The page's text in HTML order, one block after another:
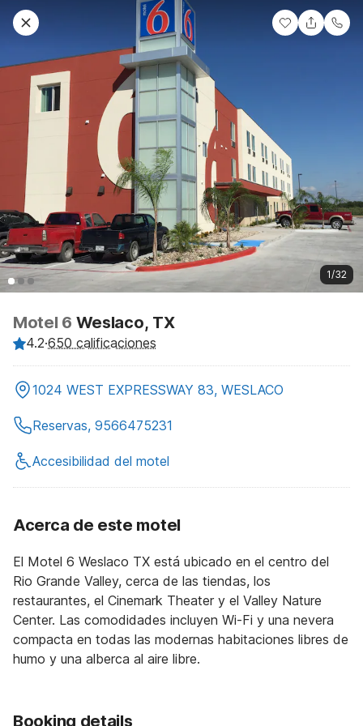
1/32
Motel 6 Weslaco, TX
4.2·650 calificaciones
1024 WEST EXPRESSWAY 83, WESLACO
Reservas, 9566475231
Accesibilidad del motel
Acerca de este motel
El Motel 6 Weslaco TX está ubicado en el centro del
Rio Grande Valley, cerca de las tiendas, los
restaurantes, el Cinemark Theater y el Valley Nature
Center. Las comodidades incluyen Wi-Fi y una nevera
compacta en todas las modernas habitaciones libres de
humo y una alberca al aire libre.
Booking details